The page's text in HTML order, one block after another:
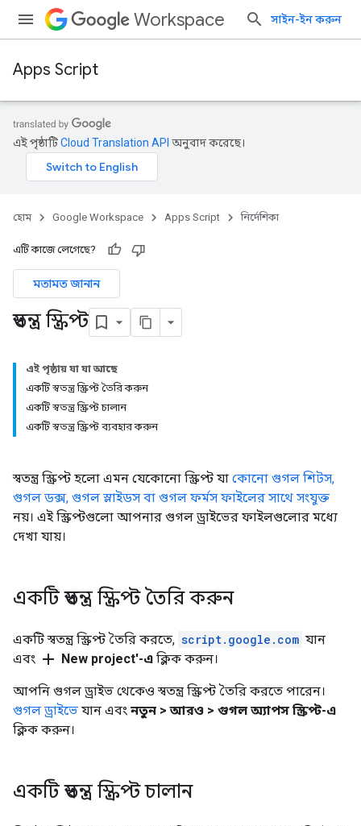
Workspace সাইন-ইন করুন
Apps Script
এই পৃষ্ঠাটিCloud Translation API অনুবাদ করেছে।
হোম Google Workspace Apps Script নির্দেশিকা
এটি কাজে লেগেছে?
মতামত জানান
স্বতন্ত্র স্ক্রিপ্ট
এই পৃষ্ঠায় যা যা আছে
একটি স্বতন্ত্র স্ক্রিপ্ট তৈরি করুন
একটি স্বতন্ত্র স্ক্রিপ্ট চালান
একটি স্বতন্ত্র স্ক্রিপ্ট ব্যবহার করুন
স্বতন্ত্র স্ক্রিপ্ট হলো এমন যেকোনো স্ক্রিপ্ট যা কোনো গুগল শিটস,
গুগল ডক্স, গুগল স্লাইডস বা গুগল ফর্মস ফাইলের সাথে সংযুক্ত
নয়। এই স্ক্রিপ্টগুলো আপনার গুগল ড্রাইভের ফাইলগুলোর মধ্যে
দেখা যায়।
একটি স্বতন্ত্র স্ক্রিপ্ট তৈরি করুন
একটি স্বতন্ত্র স্ক্রিপ্ট তৈরি করতে, script.google.com যান
এবং add New project'-এ ক্লিক করুন।
আপনি গুগল ড্রাইভ থেকেও স্বতন্ত্র স্ক্রিপ্ট তৈরি করতে পারেন।
গুগল ড্রাইভে যান এবং নতুন > আরও > গুগল অ্যাপস স্ক্রিপ্ট-এ
ক্লিক করুন।
একটি স্বতন্ত্র স্ক্রিপ্ট চালান